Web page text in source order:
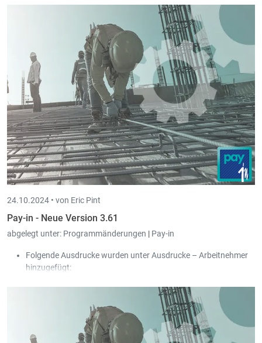
Steuern: Lohnbescheinigung 2024: Neue Version der XML-
Lohnbescheinigung für das Steuerjahr 2024.
24.10.2024 • von Eric Pint
Pay-in - Neue Version 3.61
abgelegt unter: Programmänderungen | Pay-in
Folgende Ausdrucke wurden unter Ausdrucke – Arbeitnehmer
hinzugefügt:
Die Ausdrucke können direkt nach Excel exportiert werden.